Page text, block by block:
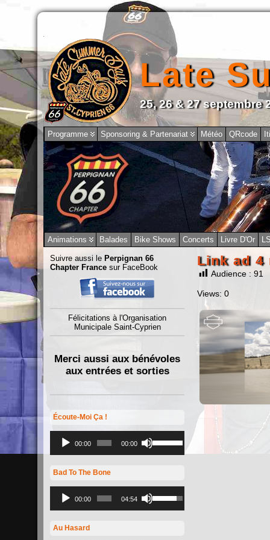
Late
25, 26 & 27 septembre
Programme Sponsoring & Partenariat Météo QRcode
Animations Balades Bike Shows Concerts Livre D'Or
Suivre aussi le Perpignan 66
Chapter France sur FaceBook
Félicitations à l'Organisation
Municipale Saint-Cyprien
Merci aussi aux bénévoles
aux entrées et sorties
Écoute-Moi Ça !
audio
00:00 00:00
les
ou
diminuer
le
volume.
Bad To The Bone
audio
00:00 04:54
les
Au Hasard
Link ad 4
Audience : 91
Views: 0